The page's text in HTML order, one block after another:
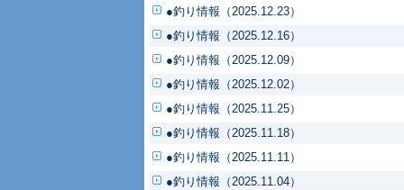
●釣り情報（2025.12.23）
●釣り情報（2025.12.16）
●釣り情報（2025.12.09）
●釣り情報（2025.12.02）
●釣り情報（2025.11.25）
●釣り情報（2025.11.18）
●釣り情報（2025.11.11）
●釣り情報（2025.11.04）